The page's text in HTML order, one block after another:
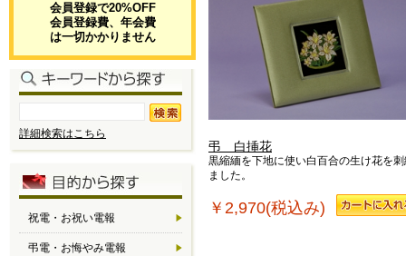
弔 白挿花
黒縮緬を下地に使い白百合の生け花を
ました。
￥2,970(税込み)
会員登録で20%OFF
会員登録費、年会費
は一切かかりません
詳細検索はこちら
祝電・お祝い電報
弔電・お悔やみ電報